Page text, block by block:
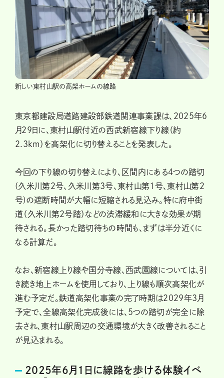
新しい東村山駅の高架ホームの線路
東京都建設局道路建設部鉄道関連事業課は、2025年6
月29日に、東村山駅付近の西武新宿線下り線（約
2.3km）を高架化に切り替えることを発表した。
今回の下り線の切り替えにより、区間内にある4つの踏切
(久米川第2号、久米川第3号、東村山第1号、東村山第2
号)の遮断時間が大幅に短縮される見込み。特に府中街
道（久米川第2号踏）などの渋滞緩和に大きな効果が期
待される。長かった踏切待ちの時間も、まずは半分近くに
なる計算だ。
なお、新宿線上り線や国分寺線、西武園線については、引
き続き地上ホームを使用しており、上り線も順次高架化が
進む予定だ。鉄道高架化事業の完了時期は2029年3月
予定で、全線高架化完成後には、5つの踏切が完全に除
去され、東村山駅周辺の交通環境が大きく改善されること
が見込まれる。
2025年6月1日に線路を歩ける体験イベ